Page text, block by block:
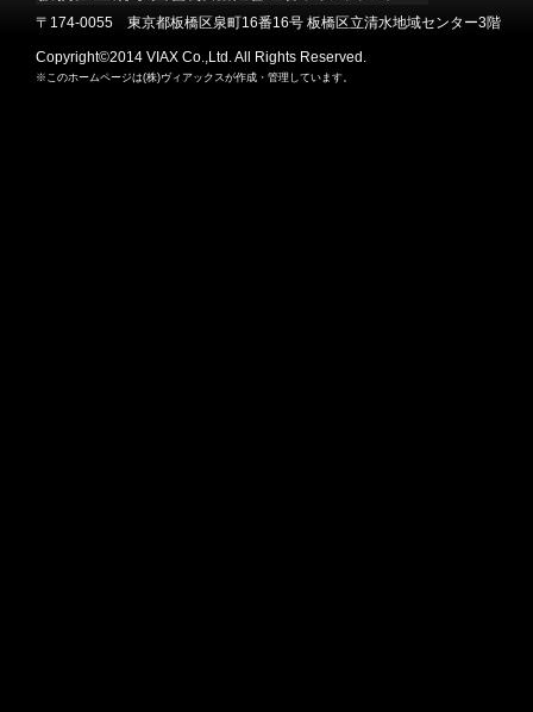
〒174-0055 東京都板橋区泉町16番16号 板橋区立清水地域センター3階
Copyright©2014 VIAX Co.,Ltd. All Rights Reserved.
※このホームページは(株)ヴィアックスが作成・管理しています。